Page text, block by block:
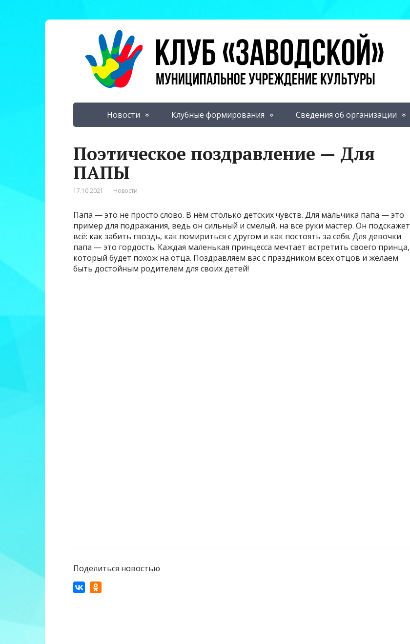
Новости Клубные формирования Сведения об организации
Поэтическое поздравление — Для
ПАПЫ
17.10.2021 Новости
Папа — это не просто слово. В нём столько детских чувств. Для мальчика папа — это
пример для подражания, ведь он сильный и смелый, на все руки мастер. Он подскажет
всё: как забить гвоздь, как помириться с другом и как постоять за себя. Для девочки
папа — это гордость. Каждая маленькая принцесса мечтает встретить своего принца,
который будет похож на отца. Поздравляем вас с праздником всех отцов и желаем
быть достойным родителем для своих детей!
Поделиться новостью